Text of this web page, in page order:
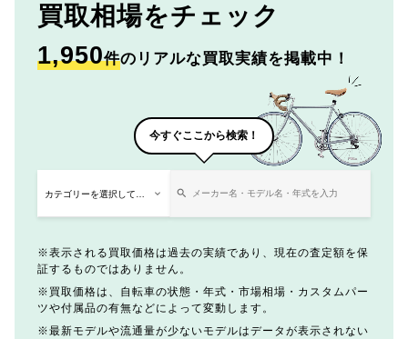
買取相場をチェック
1,950件のリアルな買取実績を掲載中！
今すぐここから検索！
表示される買取価格は過去の実績であり、現在の査定額を保
証するものではありません。
買取価格は、自転車の状態・年式・市場相場・カスタムパー
ツや付属品の有無などによって変動します。
最新モデルや流通量が少ないモデルはデータが表示されない